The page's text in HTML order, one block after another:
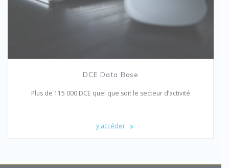
DCE Data Base
Plus de 115 000 DCE quel que soit le secteur d’activité
y accéder